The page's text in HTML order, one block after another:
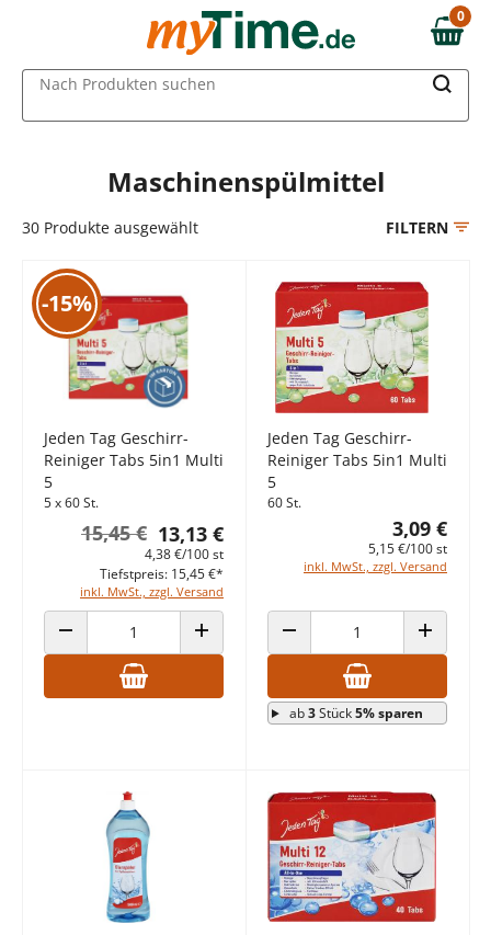
Zum Hauptinhalt springen
Zur Navigation springen
Zur Suche springen
0,00 €
0
Nach Produkten suchen
Maschinenspülmittel
30 Produkte ausgewählt FILTERN
-15%
Jeden Tag Geschirr-
Reiniger Tabs 5in1 Multi
5
5 x 60 St.
13,13 €
15,45 €
4,38 €/100 st
inkl. MwSt., zzgl. Versand
Tiefstpreis: 15,45 €*
ANZAHL VERRINGERN ANZAHL ERHÖHEN
Jeden Tag Geschirr-
Reiniger Tabs 5in1 Multi
5
60 St.
3,09 €
5,15 €/100 st
inkl. MwSt., zzgl. Versand
ANZAHL VERRINGERN ANZAHL
ab3Stück5% sparen